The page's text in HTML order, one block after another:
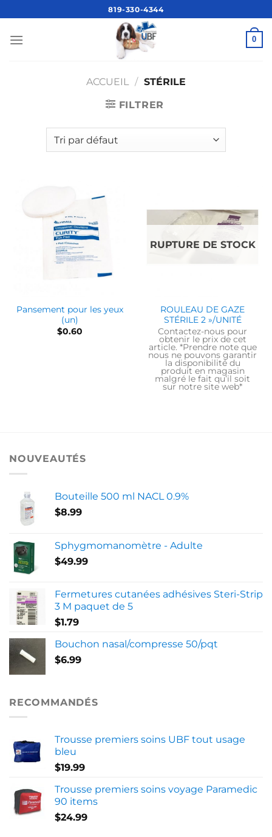
au
contenu
819-330-4344
0
ACCUEIL / STÉRILE
FILTRER
Pansement pour les yeux
(un)
$0.60
RUPTURE DE STOCK
ROULEAU DE GAZE
STÉRILE 2 »/UNITÉ
Contactez-nous pour
obtenir le prix de cet
article. *Prendre note que
nous ne pouvons garantir
la disponibilité du
produit en magasin
malgré le fait qu’il soit
sur notre site web*
NOUVEAUTÉS
Bouteille 500 ml NACL 0.9%
$8.99
Sphygmomanomètre - Adulte
$49.99
Fermetures cutanées adhésives Steri-Strip
3 M paquet de 5
$1.79
Bouchon nasal/compresse 50/pqt
$6.99
RECOMMANDÉS
Trousse premiers soins UBF tout usage
bleu
$19.99
Trousse premiers soins voyage Paramedic
90 items
$24.99